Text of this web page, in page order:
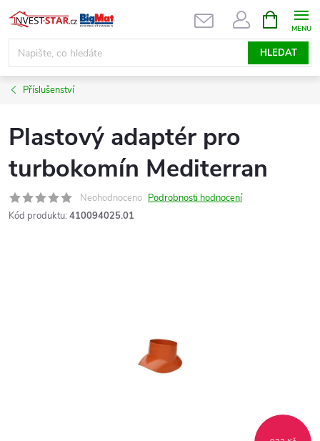
Přejít
na
obsah
HLEDAT
NÁKUPNÍ
KOŠÍK
Příslušenství
Plastový adaptér pro
turbokomín Mediterran
Neohodnoceno Podrobnosti hodnocení
Kód produktu: 410094025.01